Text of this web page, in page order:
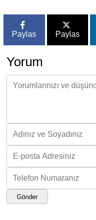
Paylas Paylas
Yorum
Gönder